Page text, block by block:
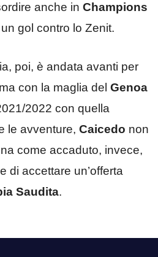
anche in Champions
gol contro lo Zenit.
poi, è andata avanti per
con la maglia del Genoa
2022 con quella
le avventure, Caicedo non
come accaduto, invece,
di accettare un’offerta
Saudita.